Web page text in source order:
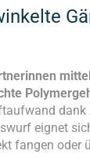
dank
eignet
fangen oder